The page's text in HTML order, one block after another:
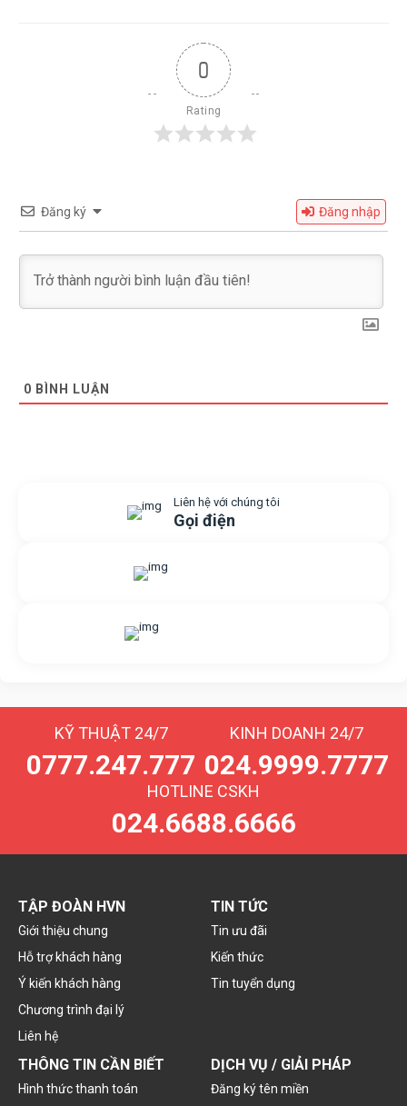
0
Rating
Đăng ký Đăng nhập
0 BÌNH LUẬN
Liên hệ với chúng tôi
Gọi điện
KỸ THUẬT 24/7
0777.247.777
KINH DOANH 24/7
024.9999.7777
HOTLINE CSKH
024.6688.6666
TẬP ĐOÀN HVN
Giới thiệu chung
Hỗ trợ khách hàng
Ý kiến khách hàng
Chương trình đại lý
Liên hệ
TIN TỨC
Tin ưu đãi
Kiến thức
Tin tuyển dụng
THÔNG TIN CẦN BIẾT
Hình thức thanh toán
DỊCH VỤ / GIẢI PHÁP
Đăng ký tên miền